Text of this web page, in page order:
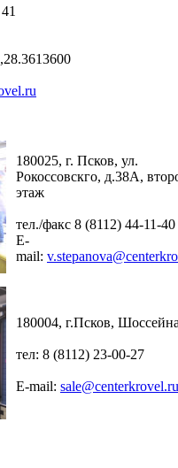
180025, г. Псков, ул.
Рокоссовскго, д.38А,
этаж
тел./факс 8 (8112) 44-11-40
E-
mail:
180004, г.Псков,
тел: 8 (8112) 23-00-27
E-mail: sale@centerkrovel.ru